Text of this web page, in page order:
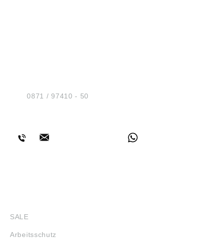
Tel.:0871 / 97410 - 50
SALE
Arbeitsschutz